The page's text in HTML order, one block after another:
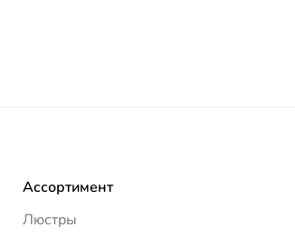
Ассортимент
Люстры